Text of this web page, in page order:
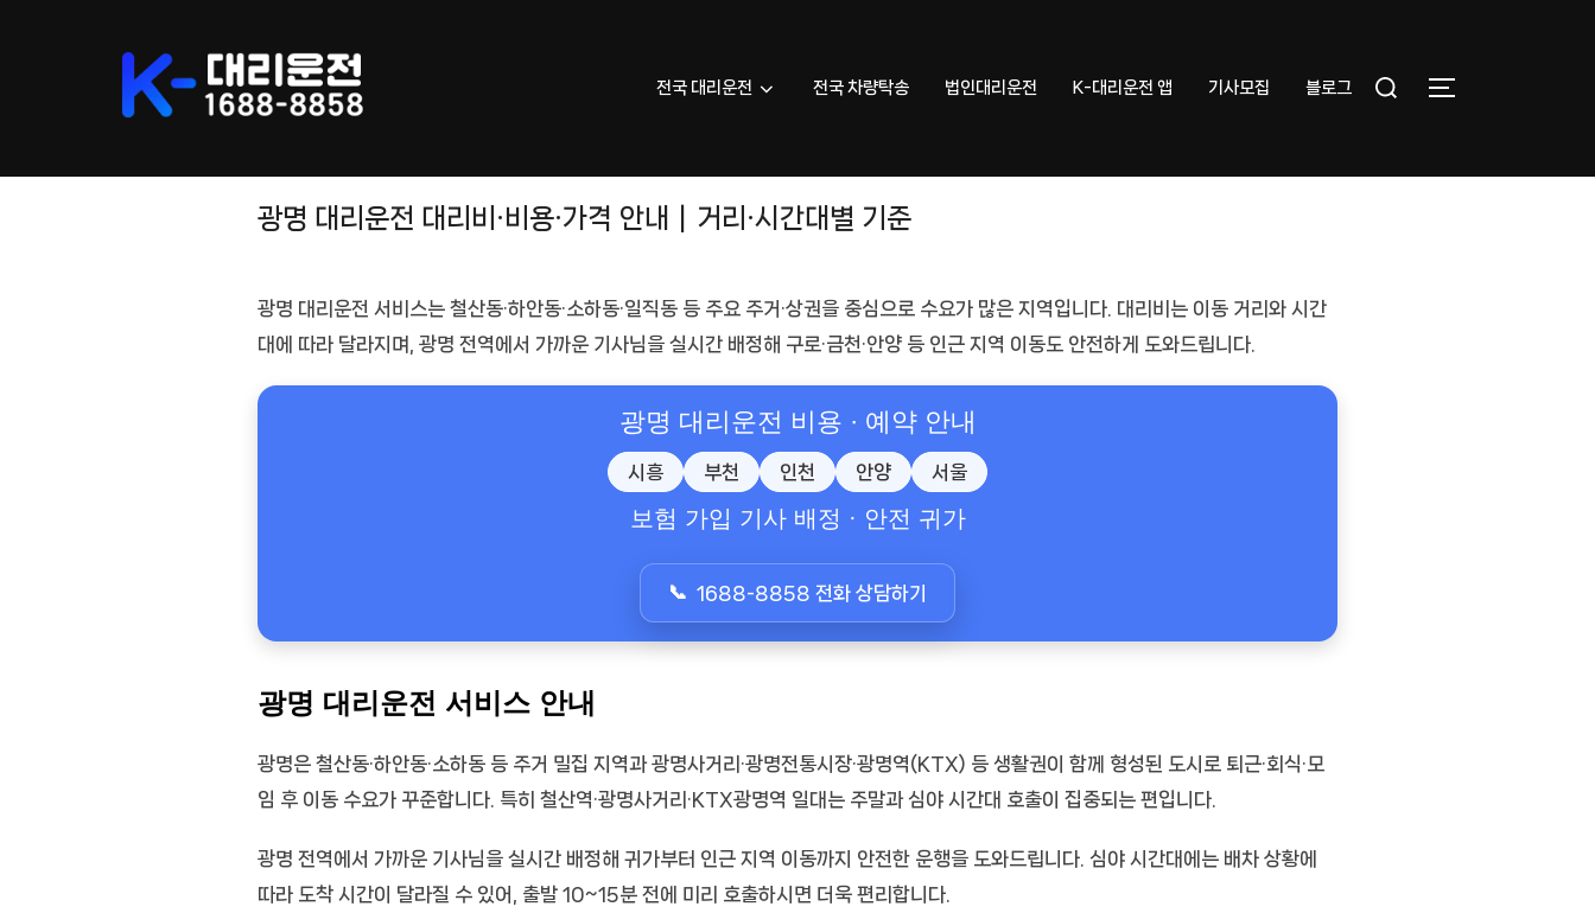
전국 대리운전 전국 차량탁송 법인대리운전 K-대리운전 앱 기사모집 블로그
Search
TOGGLE
광명 대리운전 대리비·비용·가격 안내｜거리·시간대별 기준
광명 대리운전 서비스는 철산동·하안동·소하동·일직동 등 주요 주거·상권을 중심으로 수요가 많은 지역입니다. 대리비는 이동 거리와 시간
대 에 따라 달라지며, 광명 전역에서 가까운 기사님을 실시간 배정해 구로·금천·안양 등 인근 지역 이동도 안전하게 도와드립니다.
광명 대리운전 비용 · 예약 안내
시흥 부천 인천 안양 서울
보험 가입 기사 배정 · 안전 귀가
1688-8858 전화 상담하기
광명 대리운전 서비스 안내
광명은 철산동·하안동·소하동 등 주거 밀집 지역과 광명사거리·광명전통시장·광명역(KTX) 등 생활권이 함께 형성된 도시로 퇴근·회식·모
임 후 이동 수요가 꾸준합니다. 특히 철산역·광명사거리·KTX광명역 일대는 주말과 심야 시간대 호출이 집중되는 편입니다.
광명 전역에서 가까운 기사님을 실시간 배정해 귀가부터 인근 지역 이동까지 안전한 운행을 도와드립니다. 심야 시간대에는 배차 상황에
따라 도착 시간이 달라질 수 있어, 출발 10~15분 전에 미리 호출하시면 더욱 편리합니다.